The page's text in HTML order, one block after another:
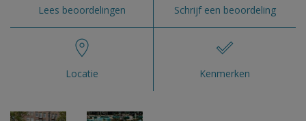
Lees beoordelingen Schrijf een beoordeling
Locatie Kenmerken